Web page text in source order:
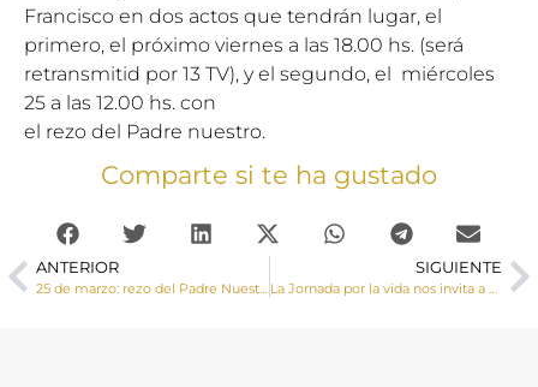
Francisco en dos actos que tendrán lugar, el
primero, el próximo viernes a las 18.00 hs. (será
retransmitid por 13 TV), y el segundo, el miércoles
25 a las 12.00 hs. con
el rezo del Padre nuestro.
Comparte si te ha gustado
ANTERIOR SIGUIENTE